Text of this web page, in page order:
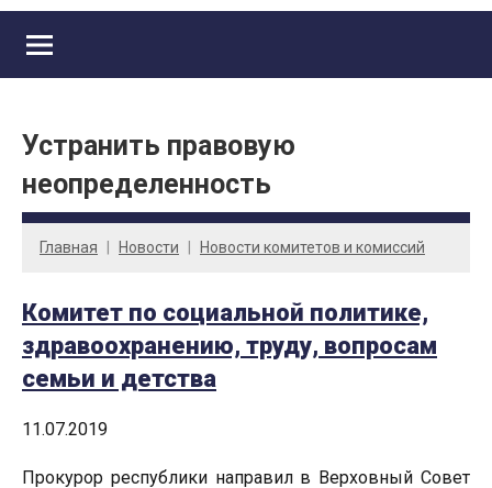
Устранить правовую
неопределенность
Главная Новости Новости комитетов и комиссий
Комитет по социальной политике,
здравоохранению, труду, вопросам
семьи и детства
11.07.2019
Прокурор республики направил в Верховный Совет